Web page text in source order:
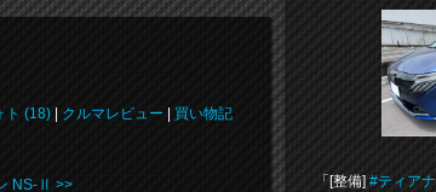
ト (18) クルマレビュー
買い物記
NS-Ⅱ >> 「[整備] #ティアナ